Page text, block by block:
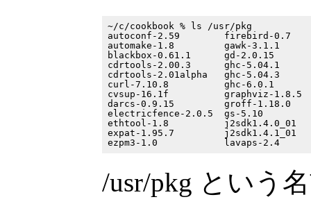
~/c/cookbook % ls /usr/pkg
autoconf-2.59        firebird-0.7
automake-1.8         gawk-3.1.1
blackbox-0.61.1      gd-2.0.15
cdrtools-2.00.3      ghc-5.04.1
cdrtools-2.01alpha   ghc-5.04.3
curl-7.10.8          ghc-6.0.1
cvsup-16.1f          graphviz-1.8.5
darcs-0.9.15         groff-1.18.0
electricfence-2.0.5  gs-5.10
ethtool-1.8          j2sdk1.4.0_01
expat-1.95.7         j2sdk1.4.1_01
/usr/pkg という